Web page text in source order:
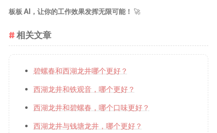
板板 AI，让你的工作效果发挥无限可能！ 🚀
相关文章
碧螺春和西湖龙井哪个更好？
西湖龙井和铁观音，哪个更好？
西湖龙井和碧螺春，哪个口味更好？
西湖龙井与钱塘龙井，哪个更好？